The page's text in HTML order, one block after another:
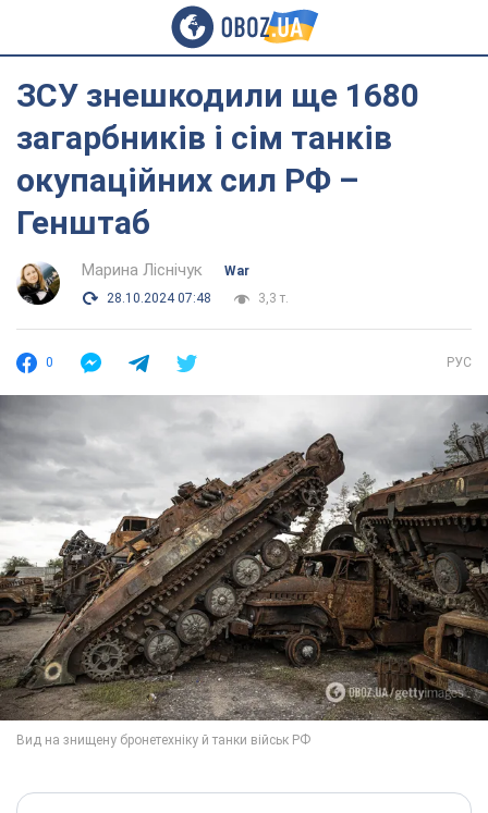
ЗСУ знешкодили ще 1680
загарбників і сім танків
окупаційних сил РФ –
Генштаб
Марина Ліснічук
War
28.10.2024 07:48
3,3 т.
0 РУС